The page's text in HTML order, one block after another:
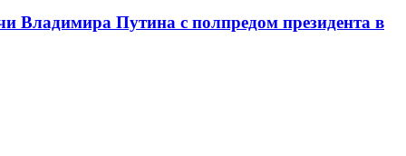
Владимира Путина с полпредом президента в